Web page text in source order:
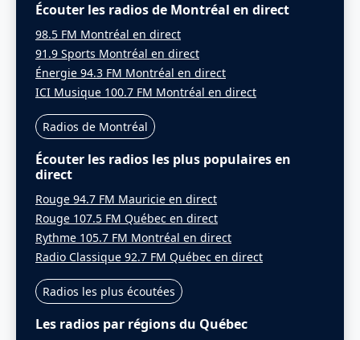
Écouter les radios de Montréal en direct
98.5 FM Montréal en direct
91.9 Sports Montréal en direct
Énergie 94.3 FM Montréal en direct
ICI Musique 100.7 FM Montréal en direct
Radios de Montréal
Écouter les radios les plus populaires en
direct
Rouge 94.7 FM Mauricie en direct
Rouge 107.5 FM Québec en direct
Rythme 105.7 FM Montréal en direct
Radio Classique 92.7 FM Québec en direct
Radios les plus écoutées
Les radios par régions du Québec